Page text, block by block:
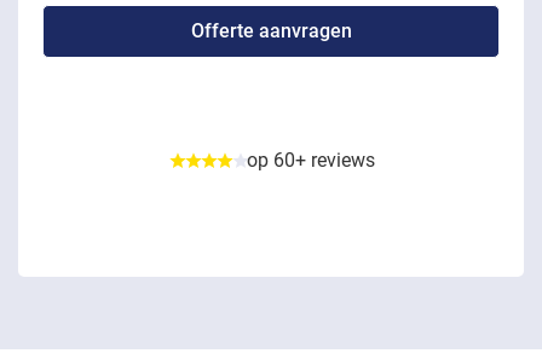
op 60+ reviews